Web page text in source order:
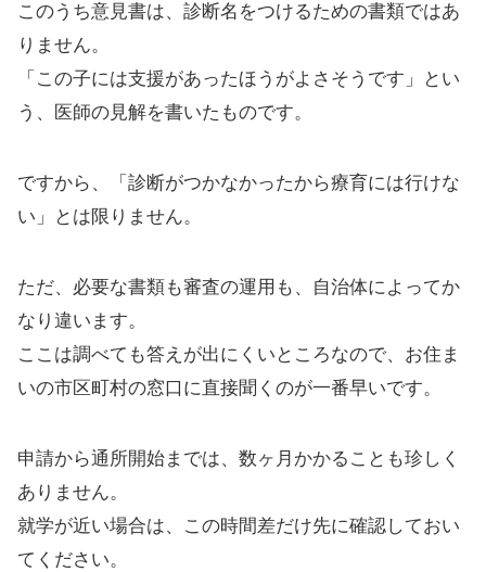
このうち意見書は、診断名をつけるための書類ではあ
りません。
「この子には支援があったほうがよさそうです」とい
う、医師の見解を書いたものです。
ですから、「診断がつかなかったから療育には行けな
い」とは限りません。
ただ、必要な書類も審査の運用も、自治体によってか
なり違います。
ここは調べても答えが出にくいところなので、お住ま
いの市区町村の窓口に直接聞くのが一番早いです。
申請から通所開始までは、数ヶ月かかることも珍しく
ありません。
就学が近い場合は、この時間差だけ先に確認しておい
てください。